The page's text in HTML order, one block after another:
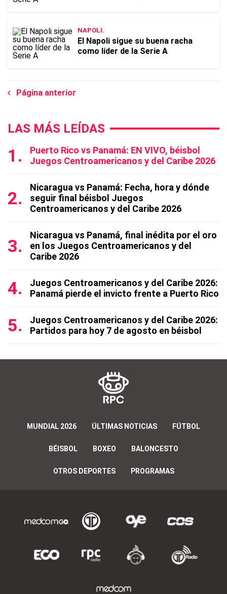
NAPOLI.
El Napoli sigue su buena racha
como líder de la Serie A
Página anterior
LAS MÁS LEÍDAS
Puerto Rico vs Panamá: EN VIVO, béisbol
Juegos Centroamericanos y del Caribe 2026
Nicaragua vs Panamá: Fecha, hora y dónde
seguir final béisbol Juegos
Centroamericanos y del Caribe 2026
Nicaragua vs Panamá, final inédita por el oro
en los Juegos Centroamericanos y del
Caribe 2026
Juegos Centroamericanos y del Caribe 2026:
Panamá pierde el invicto frente a Puerto Rico
Juegos Centroamericanos y del Caribe 2026:
Partidos para hoy 7 de agosto en béisbol
MUNDIAL 2026 ÚLTIMAS NOTICIAS FÚTBOL
BÉISBOL BOXEO BALONCESTO
OTROS DEPORTES PROGRAMAS